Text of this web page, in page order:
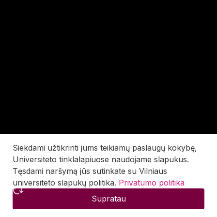
Siekdami užtikrinti jums teikiamų paslaugų kokybę,
Universiteto tinklalapiuose naudojame slapukus.
Tęsdami naršymą jūs sutinkate su Vilniaus
universiteto slapukų politika. Privatumo politika
Supratau